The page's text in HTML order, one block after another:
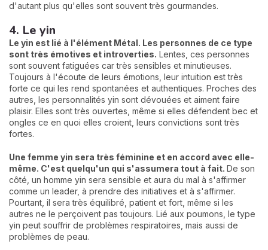
d'autant plus qu'elles sont souvent très gourmandes.
4. Le yin
Le yin est lié à l'élément Métal. Les personnes de ce type
sont très émotives et introverties. Lentes, ces personnes
sont souvent fatiguées car très sensibles et minutieuses.
Toujours à l'écoute de leurs émotions, leur intuition est très
forte ce qui les rend spontanées et authentiques. Proches des
autres, les personnalités yin sont dévouées et aiment faire
plaisir. Elles sont très ouvertes, même si elles défendent bec et
ongles ce en quoi elles croient, leurs convictions sont très
fortes.
Une femme yin sera très féminine et en accord avec elle-
même. C'est quelqu'un qui s'assumera tout à fait. De son
côté, un homme yin sera sensible et aura du mal à s'affirmer
comme un leader, à prendre des initiatives et à s'affirmer.
Pourtant, il sera très équilibré, patient et fort, même si les
autres ne le perçoivent pas toujours. Lié aux poumons, le type
yin peut souffrir de problèmes respiratoires, mais aussi de
problèmes de peau.